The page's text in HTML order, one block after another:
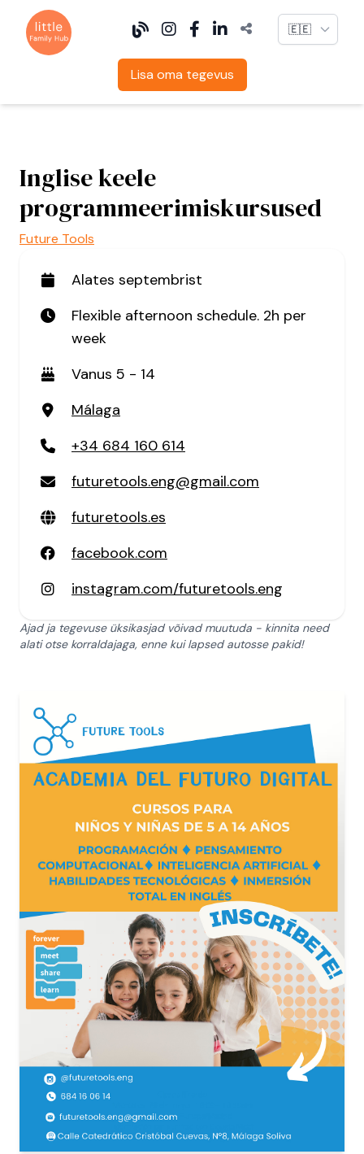
Language
Lisa oma tegevus
Inglise keele
programmeerimiskursused
Future Tools
Alates septembrist
Flexible afternoon schedule. 2h per
week
Vanus 5 - 14
Málaga
+34 684 160 614
futuretools.eng@gmail.com
futuretools.es
facebook.com
instagram.com/futuretools.eng
Ajad ja tegevuse üksikasjad võivad muutuda - kinnita need
alati otse korraldajaga, enne kui lapsed autosse pakid!